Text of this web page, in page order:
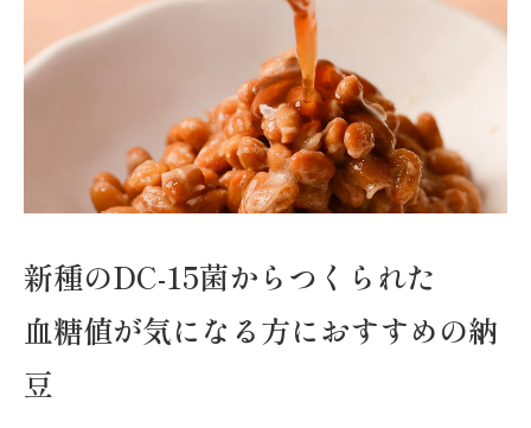
新種のDC-15菌からつくられた
血糖値が気になる方におすすめの納
豆